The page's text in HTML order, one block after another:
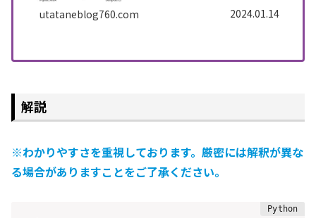
や、pandasのインストール方法も解説してい
ます。
utataneblog760.com 2024.01.14
解説
※わかりやすさを重視しております。厳密には解釈が異な
る場合がありますことをご了承ください。